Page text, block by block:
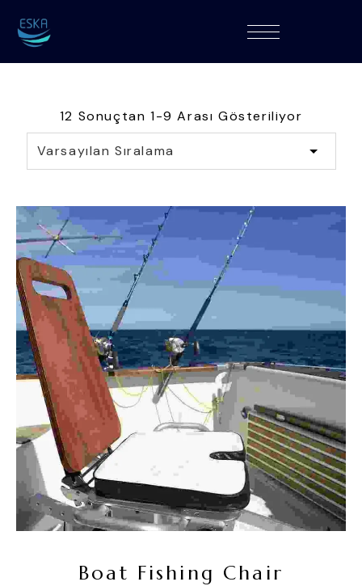
12 Sonuçtan 1-9 Arası Gösteriliyor
Seçenekler
Boat Fishing Chair